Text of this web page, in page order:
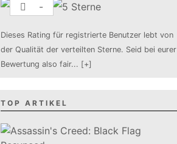
-
Dieses Rating für registrierte Benutzer lebt von
der Qualität der verteilten Sterne. Seid bei eurer
Bewertung also fair... [+]
TOP ARTIKEL